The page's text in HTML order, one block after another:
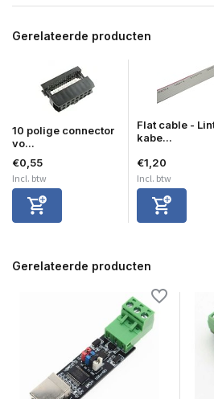
Gerelateerde producten
10 polige connector
vo...
€0,55
Incl. btw
Flat cable -
kabe...
€1,20
Incl. btw
Gerelateerde producten